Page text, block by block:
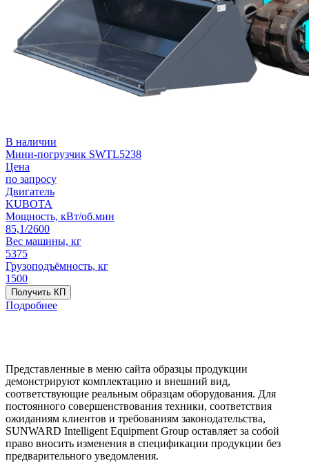
В наличии
Мини-погрузчик SWTL5238
Цена
по запросу
Двигатель
KUBOTA
Мощность, кВт/об.мин
85,1/2600
Вес машины, кг
5375
Грузоподъёмность, кг
1500
Получить КП
Подробнее
Представленные в меню сайта образцы продукции
демонстрируют комплектацию и внешний вид,
соответствующие реальным образцам оборудования. Для
постоянного совершенствования техники, соответствия
ожиданиям клиентов и требованиям законодательства,
SUNWARD Intelligent Equipment Group оставляет за собой
право вносить изменения в спецификации продукции без
предварительного уведомления.